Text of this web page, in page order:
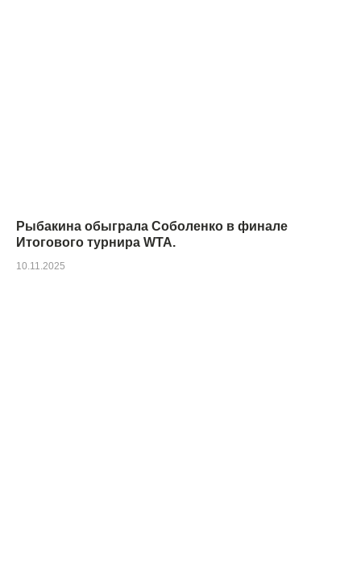
Рыбакина обыграла Соболенко в финале
Итогового турнира WTA.
10.11.2025